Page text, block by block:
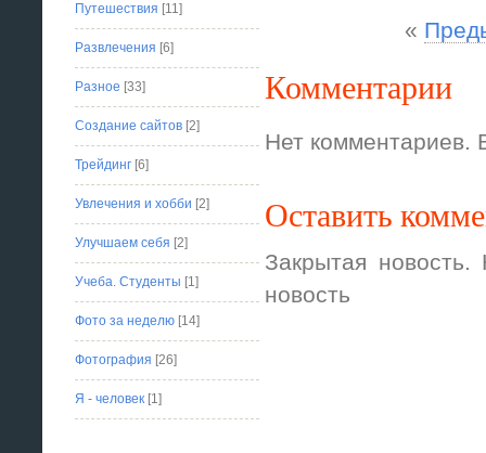
«
Комментарии
Нет
Оставить
Закрытая
новость
Путешествия [11]
Развлечения [6]
Разное [33]
Создание сайтов [2]
Трейдинг [6]
Увлечения и хобби [2]
Улучшаем себя [2]
Учеба. Студенты [1]
Фото за неделю [14]
Фотография [26]
Я - человек [1]